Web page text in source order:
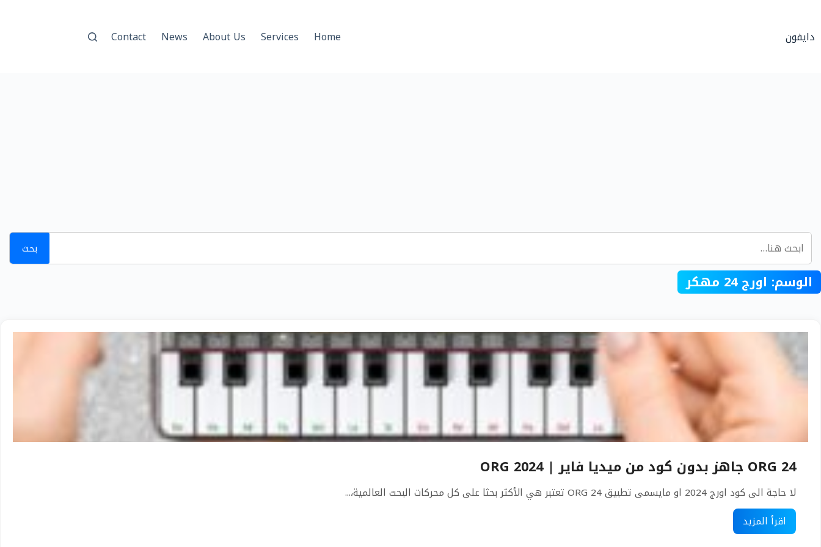
المحتوى
دايفون Home
Services
About Us
News
Contact
بحث
الوسم: اورج 24 مهكر
ORG 24 جاهز بدون كود من ميديا فاير | ORG 2024
لا حاجة الى كود اورج 2024 او مايسمى تطبيق ORG 24 تعتبر هي الأكثر بحثا على كل محركات البحث العالمية،...
اقرأ المزيد